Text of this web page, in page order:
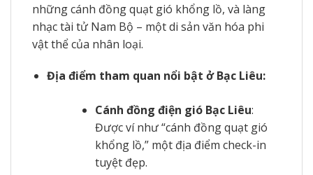
những cánh đồng quạt gió khổng lồ, và làng
nhạc tài tử Nam Bộ – một di sản văn hóa phi
vật thể của nhân loại.
Địa điểm tham quan nổi bật ở Bạc Liêu:
Cánh đồng điện gió Bạc Liêu:
Được ví như “cánh đồng quạt gió
khổng lồ,” một địa điểm check-in
tuyệt đẹp.